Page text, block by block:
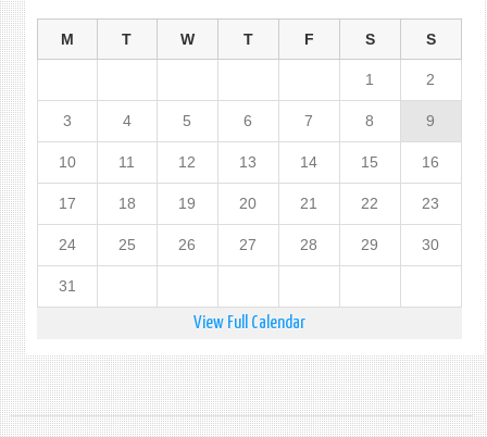
M T W T F S S
1 2
3 4 5 6 7 8 9
10 11 12 13 14 15 16
17 18 19 20 21 22 23
24 25 26 27 28 29 30
31
View Full Calendar